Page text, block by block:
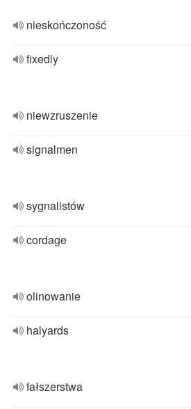
nieskończoność
fixedly
niewzruszenie
signalmen
sygnalistów
cordage
olinowanie
halyards
fałszerstwa